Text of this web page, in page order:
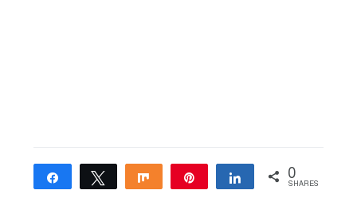
Share Tweet Share Share 0
SHARES